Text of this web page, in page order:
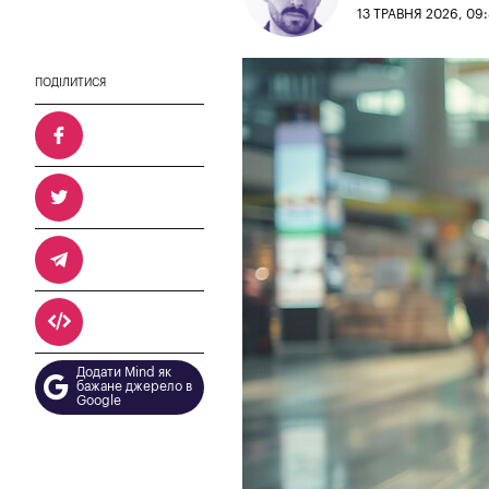
13 ТРАВНЯ 2026,
ПОДІЛИТИСЯ
Додати Mind як
бажане джерело в
Google